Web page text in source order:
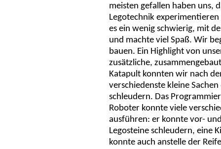
meisten gefallen haben uns,
Legotechnik
es ein wenig schwierig, mit
und machte viel Spaß. Wir
bauen. Ein Highlight von
zusätzliche,
Katapult konnten wir nach
verschiedenste kleine
schleudern. Das
Roboter konnte viele
ausführen: er konnte vor-
Legosteine schleudern, eine
konnte auch anstelle der